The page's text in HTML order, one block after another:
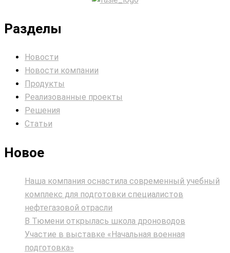
Разделы
Новости
Новости компании
Продукты
Реализованные проекты
Решения
Статьи
Новое
Наша компания оснастила современный учебный
комплекс для подготовки специалистов
нефтегазовой отрасли
В Тюмени открылась школа дроноводов
Участие в выставке «Начальная военная
подготовка»